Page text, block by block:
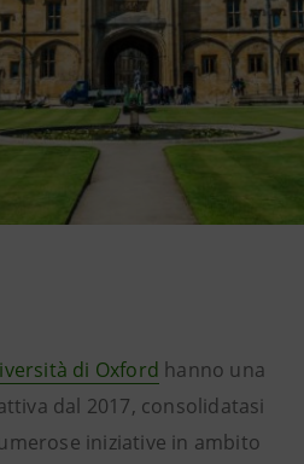
di Oxford hanno una
dal 2017, consolidatasi
iniziative in ambito